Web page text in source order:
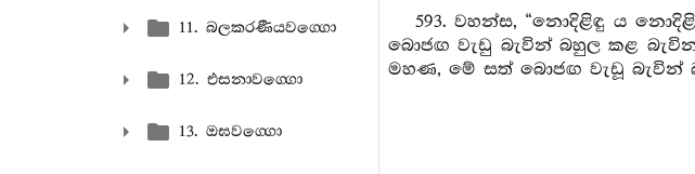
11. බලකරණීයවග‍්ගො
12. එසනාවග‍්ගො
13. ඔඝවග‍්ගො
593. වහන්ස, “නොදිළිඳු ය
බොජඟ වැඩු බැවින් බහුල කළ
මහණ, මේ සත් බොජඟ වැඩූ බැවින්